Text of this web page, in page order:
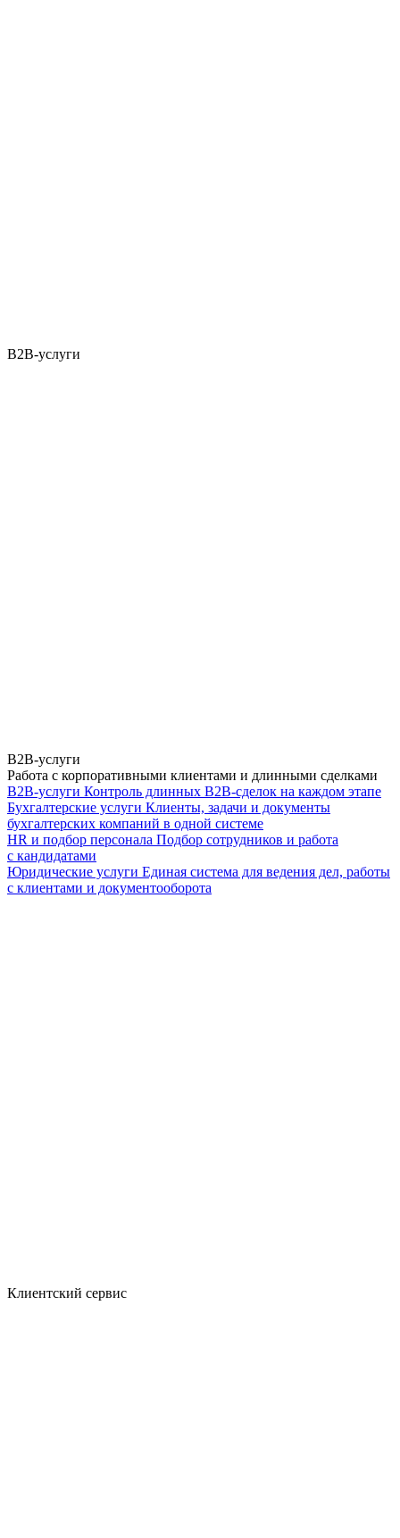
B2B-услуги
B2B-услуги
Работа с корпоративными клиентами и длинными сделками
B2B-услуги Контроль длинных B2B-сделок на каждом этапе
Бухгалтерские услуги Клиенты, задачи и документы
бухгалтерских компаний в одной системе
HR и подбор персонала Подбор сотрудников и работа
с кандидатами
Юридические услуги Единая система для ведения дел, работы
с клиентами и документооборота
Клиентский сервис